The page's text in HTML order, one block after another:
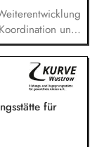
und
(z. B. Frühjahr,
für